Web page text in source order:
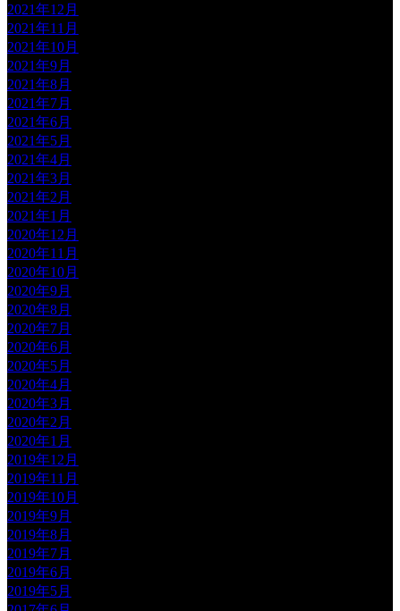
2021年12月
2021年11月
2021年10月
2021年9月
2021年8月
2021年7月
2021年6月
2021年5月
2021年4月
2021年3月
2021年2月
2021年1月
2020年12月
2020年11月
2020年10月
2020年9月
2020年8月
2020年7月
2020年6月
2020年5月
2020年4月
2020年3月
2020年2月
2020年1月
2019年12月
2019年11月
2019年10月
2019年9月
2019年8月
2019年7月
2019年6月
2019年5月